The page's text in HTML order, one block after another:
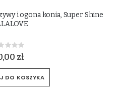
Super Shine LULLALOVE
Rating:
zł
DO KOSZYKA